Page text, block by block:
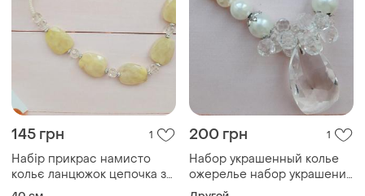
145 грн 1
Набір прикрас намисто
кольє ланцюжок цепочка з
сережками біжутерія
200 грн 1
Набор украшенный колье
ожерелье набор украшений
цепочка серьги